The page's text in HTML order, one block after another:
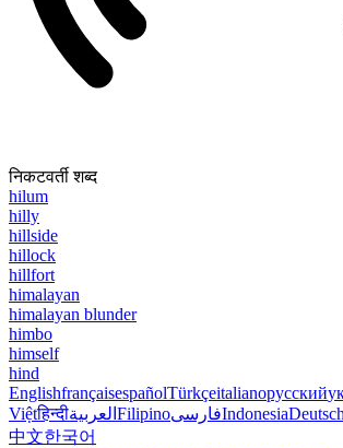
निकटवर्ती शब्द
hilum
hilly
hillside
hillock
hillfort
himalayan
himalayan blunder
himbo
himself
hind
EnglishfrançaisespañolTürkçeitalianoрусский
Việtहिन्दीالعربية FilipinoفارسیIndonesiaDeutsch
中文한국어